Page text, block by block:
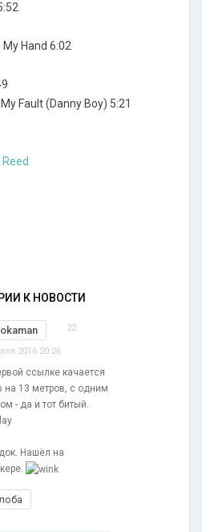
Hand 6:02
Fault (Danny Boy) 5:21
К НОВОСТИ
22
2016 20:26
ссылке качается
на 13 метров, с одним
- да и тот битый.
Нашёл на